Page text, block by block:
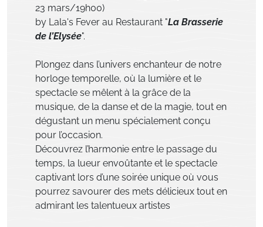
23 mars/19h00)
by Lala's Fever au Restaurant "La Brasserie
de l’Elysée".
Plongez dans l’univers enchanteur de notre
horloge temporelle, où la lumière et le
spectacle se mêlent à la grâce de la
musique, de la danse et de la magie, tout en
dégustant un menu spécialement conçu
pour l’occasion.
Découvrez l’harmonie entre le passage du
temps, la lueur envoûtante et le spectacle
captivant lors d’une soirée unique où vous
pourrez savourer des mets délicieux tout en
admirant les talentueux artistes